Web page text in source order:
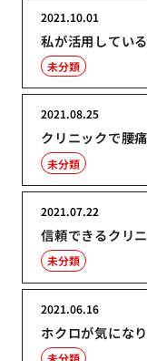
私が活用してい
2021.10.01
未分類
クリニックで腰
2021.08.25
未分類
信頼できるクリ
2021.07.22
未分類
ホクロが気にな
2021.06.16